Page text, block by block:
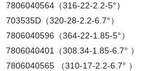
7806040564（316-22-2.2-5°）
703535D（320-28-2.2-6.7°）
7806040596（364-22-1.85-5°）
7806040401（308.34-1.85-6.7° ）
7806040565 （310-17-2.2-6.7° ）